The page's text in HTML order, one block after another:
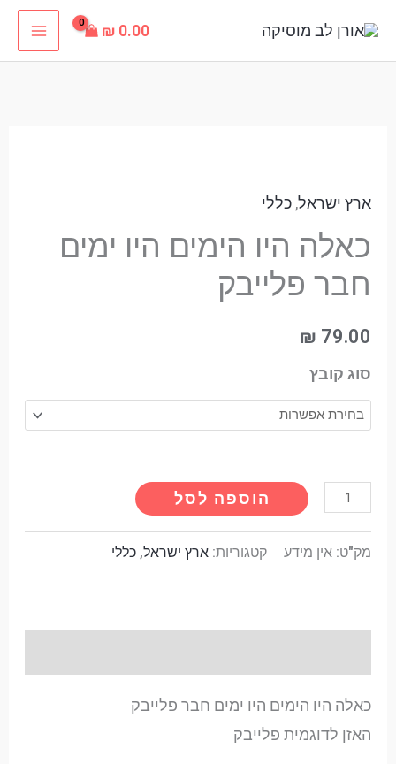
לתוכן
₪ 0.00
ארץ ישראל, כללי
כאלה היו הימים היו ימים
חבר פלייבק
₪ 79.00
סוג קובץ
כאלה
היו
היו
פלייבק
הוספה לסל Alternative:
מק"ט: אין מידע קטגוריות: ארץ ישראל, כללי
כאלה היו הימים היו ימים חבר פלייבק
האזן לדוגמית פלייבק